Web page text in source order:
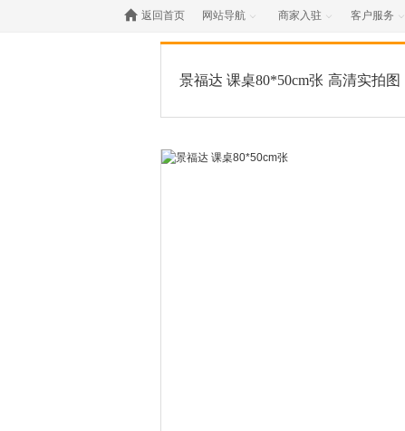
 返回首页 网站导航  商家入驻  客户服务 
景福达 课桌80*50cm张 高清实拍图